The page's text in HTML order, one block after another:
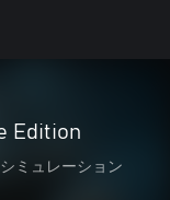
Edition
シミュレーション